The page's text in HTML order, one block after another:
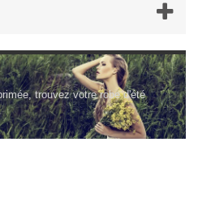
trouvez votre robe d'été